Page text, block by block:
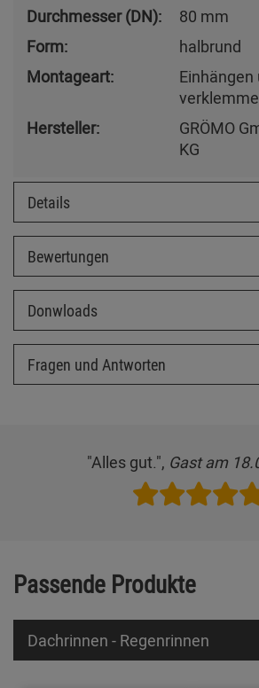
Durchmesser (DN):
80 mm
Form:
halbrund
Montageart:
Einhängen
Hersteller:
GRÖMO
KG
Details
Bewertungen
Donwloads
Fragen und Antworten
"Alles gut.", Gast am
Passende Produkte
Dachrinnen - Regenrinnen